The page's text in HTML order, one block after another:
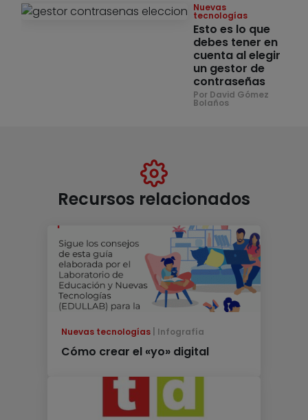
Nuevas
tecnologías
Esto es lo que
debes tener en
cuenta al elegir
un gestor de
contraseñas
Por David Gómez
Bolaños
Recursos relacionados
Nuevas tecnologías Infografía
Cómo crear el «yo» digital